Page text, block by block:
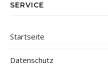
SERVICE
Startseite
Datenschutz